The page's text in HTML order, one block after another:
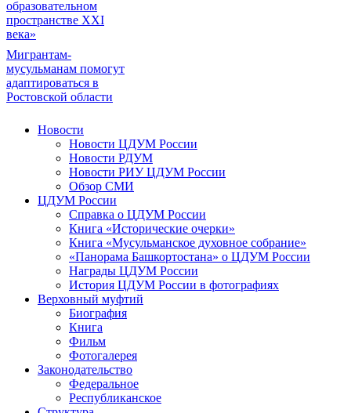
образовательном
пространстве XXI
века»
Мигрантам-
мусульманам помогут
адаптироваться в
Ростовской области
Новости
Новости ЦДУМ России
Новости РДУМ
Новости РИУ ЦДУМ России
Обзор СМИ
ЦДУМ России
Справка о ЦДУМ России
Книга «Исторические очерки»
Книга «Мусульманское духовное собрание»
«Панорама Башкортостана» о ЦДУМ России
Награды ЦДУМ России
История ЦДУМ России в фотографиях
Верховный муфтий
Биография
Книга
Фильм
Фотогалерея
Законодательство
Федеральное
Республиканское